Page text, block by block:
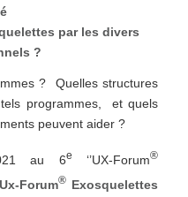
par les divers
?
? Quelles structures
programmes, et quels
peuvent aider ?
au 6e ‘’UX-Forum®
Forum® Exosquelettes